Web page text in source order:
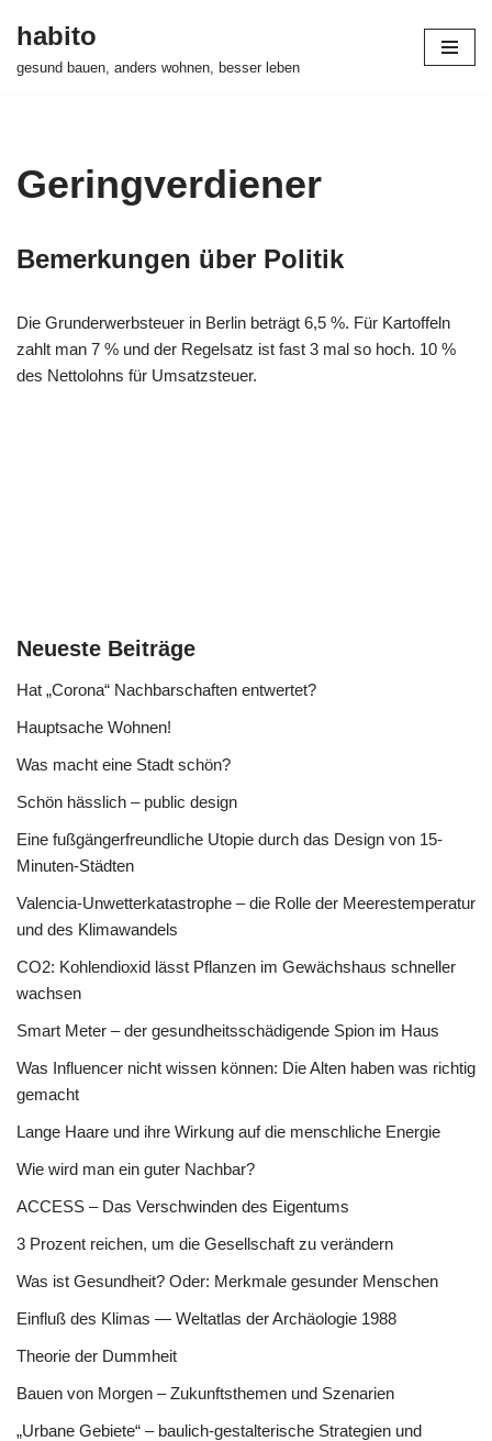
habito
gesund bauen, anders wohnen, besser leben
Geringverdiener
Bemerkungen über Politik
Die Grunderwerbsteuer in Berlin beträgt 6,5 %. Für Kartoffeln
zahlt man 7 % und der Regelsatz ist fast 3 mal so hoch. 10 %
des Nettolohns für Umsatzsteuer.
Neueste Beiträge
Hat „Corona“ Nachbarschaften entwertet?
Hauptsache Wohnen!
Was macht eine Stadt schön?
Schön hässlich – public design
Eine fußgängerfreundliche Utopie durch das Design von 15-
Minuten-Städten
Valencia-Unwetterkatastrophe – die Rolle der Meerestemperatur
und des Klimawandels
CO2: Kohlendioxid lässt Pflanzen im Gewächshaus schneller
wachsen
Smart Meter – der gesundheitsschädigende Spion im Haus
Was Influencer nicht wissen können: Die Alten haben was richtig
gemacht
Lange Haare und ihre Wirkung auf die menschliche Energie
Wie wird man ein guter Nachbar?
ACCESS – Das Verschwinden des Eigentums
3 Prozent reichen, um die Gesellschaft zu verändern
Was ist Gesundheit? Oder: Merkmale gesunder Menschen
Einfluß des Klimas — Weltatlas der Archäologie 1988
Theorie der Dummheit
Bauen von Morgen – Zukunftsthemen und Szenarien
„Urbane Gebiete“ – baulich-gestalterische Strategien und